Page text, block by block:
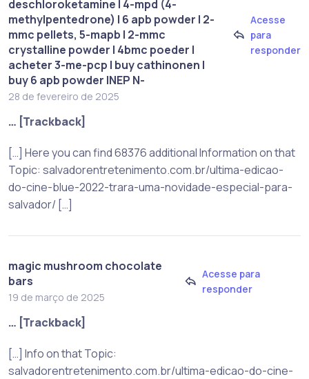
deschloroketamine | 4-mpd (4-
methylpentedrone) | 6 apb powder | 2-
mmc pellets, 5-mapb | 2-mmc
crystalline powder | 4bmc poeder |
acheter 3-me-pcp | buy cathinonen |
buy 6 apb powder |NEP N-
28 de fevereiro de 2025
Acesse
para
responder
… [Trackback]
[…] Here you can find 68376 additional Information on that
Topic: salvadorentretenimento.com.br/ultima-edicao-
do-cine-blue-2022-trara-uma-novidade-especial-para-
salvador/ […]
magic mushroom chocolate
bars
19 de março de 2025
Acesse para
responder
… [Trackback]
[…] Info on that Topic:
salvadorentretenimento.com.br/ultima-edicao-do-cine-